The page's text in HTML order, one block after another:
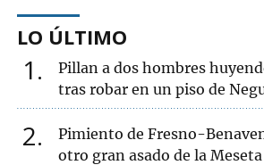
LO ÚLTIMO
1
Pillan a dos hombres
tras robar en un piso de
2
Pimiento de Fresno-
otro gran asado de la Meseta